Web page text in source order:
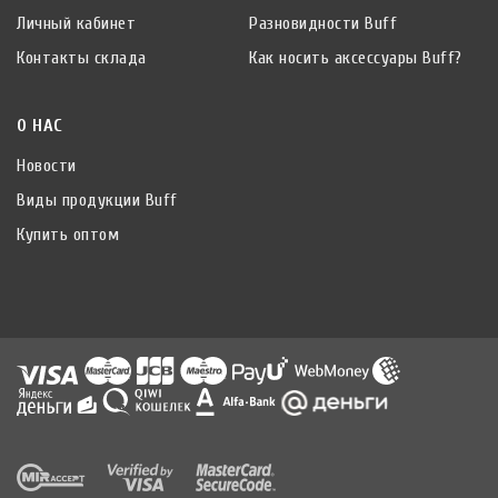
Личный кабинет
Контакты склада
Разновидности Buff
Как носить аксессуары Buff?
О НАС
Новости
Виды продукции Buff
Купить оптом